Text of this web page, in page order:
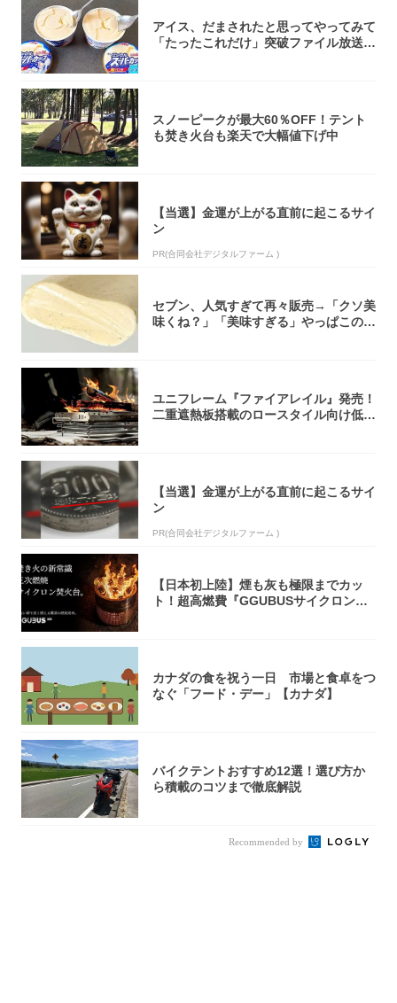
アイス、だまされたと思ってやってみて
「たったこれだけ」突破ファイル放送で
スノーピークが最大60％OFF！テント
も焚き火台も楽天で大幅値下げ中
【当選】金運が上がる直前に起こるサイ
ン
PR(合同会社デジタルファーム )
セブン、人気すぎて再々販売→「クソ美
味くね？」「美味すぎる」やっぱこのク
ユニフレーム『ファイアレイル』発売！
二重遮熱板搭載のロースタイル向け低型
【当選】金運が上がる直前に起こるサイ
ン
PR(合同会社デジタルファーム )
【日本初上陸】煙も灰も極限までカッ
ト！超高燃費『GGUBUSサイクロン焚
カナダの食を祝う一日 市場と食卓をつ
なぐ「フード・デー」【カナダ】
バイクテントおすすめ12選！選び方か
ら積載のコツまで徹底解説
Recommended by